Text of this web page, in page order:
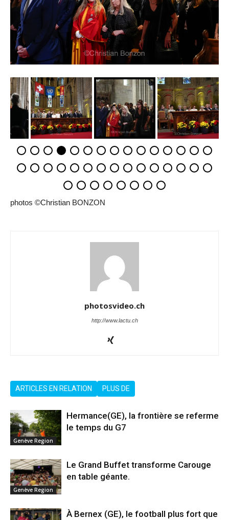
photos ©Christian BONZON
photosvideo.ch
http://www.lactu.ch
ARTICLES EN RELATION PLUS DE
Genève Region
Hermance(GE), la frontière se referme
le temps du G7
Genève Region
Le Grand Buffet transforme Carouge
en table géante.
À Bernex (GE), le football plus fort que